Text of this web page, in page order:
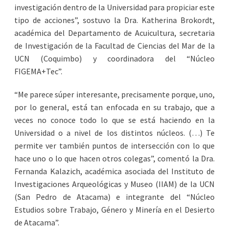
investigación dentro de la Universidad para propiciar este
tipo de acciones”, sostuvo la Dra. Katherina Brokordt,
académica del Departamento de Acuicultura, secretaria
de Investigación de la Facultad de Ciencias del Mar de la
UCN (Coquimbo) y coordinadora del “Núcleo
FIGEMA+Tec”.
“Me parece súper interesante, precisamente porque, uno,
por lo general, está tan enfocada en su trabajo, que a
veces no conoce todo lo que se está haciendo en la
Universidad o a nivel de los distintos núcleos. (…) Te
permite ver también puntos de intersección con lo que
hace uno o lo que hacen otros colegas”, comentó la Dra.
Fernanda Kalazich, académica asociada del Instituto de
Investigaciones Arqueológicas y Museo (IIAM) de la UCN
(San Pedro de Atacama) e integrante del “Núcleo
Estudios sobre Trabajo, Género y Minería en el Desierto
de Atacama”.